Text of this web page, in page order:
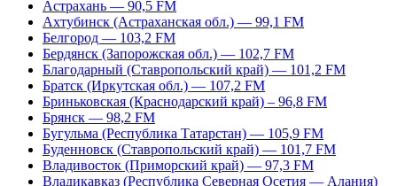
Астрахань — 90,5 FM
Ахтубинск (Астраханская обл.) — 99,1 FM
Белгород — 103,2 FM
Бердянск (Запорожская обл.) — 102,7 FM
Благодарный (Ставропольский край) — 101,2 FM
Братск (Иркутская обл.) — 107,2 FM
Бриньковская (Краснодарский край) – 96,8 FM
Брянск — 98,2 FM
Бугульма (Республика Татарстан) — 105,9 FM
Буденновск (Ставропольский край) — 101,7 FM
Владивосток (Приморский край) — 97,3 FM
Владикавказ (Республика Северная Осетия — Алания)